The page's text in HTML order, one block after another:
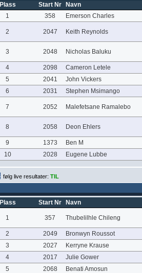
Plass Start Nr
Navn
1
358 Emerson Charles
2 2047 Keith Reynolds
3 2048 Nicholas Baluku
4 2098
Cameron Letele
5
2041
John Vickers
6
2031 Stephen Msimango
7 2052 Malefetsane Ramalebo
8 2058 Deon Ehlers
9 1373
Ben M
10
2028 Eugene Lubbe
følg live resultater: TIL
Plass Start Nr Navn
1 357 Thubelilhle Chileng
2 2049
Bronwyn Roussot
3
2027
Kerryne Krause
4
2017
Julie Gower
5
2068 Benati Amosun